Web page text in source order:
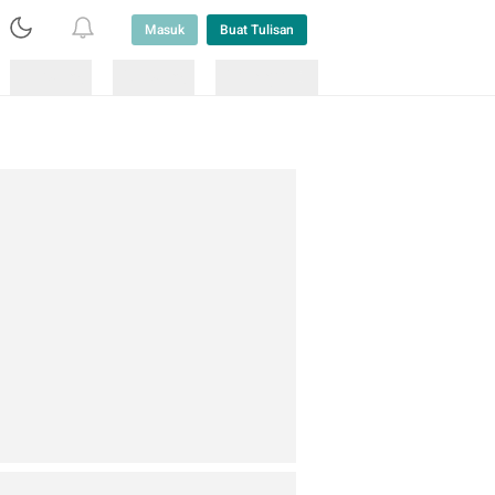
Masuk Buat Tulisan